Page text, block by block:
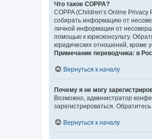
Что такое COPPA?
COPPA (Children’s Online
собирать информацию от
личной информации от
помощью к юрисконсульту.
юридических отношений, кроме
Примечание переводчика: в
Вернуться к началу
Почему я не могу
Возможно, администратор
зарегистрироваться.
Вернуться к началу